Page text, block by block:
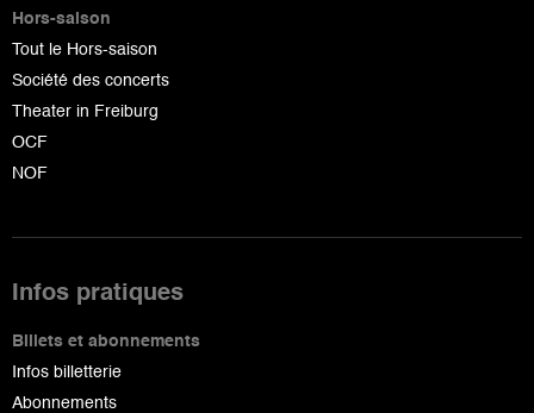
Hors-saison
Tout le Hors-saison
Société des concerts
Theater in Freiburg
OCF
NOF
Infos pratiques
Billets et abonnements
Infos billetterie
Abonnements